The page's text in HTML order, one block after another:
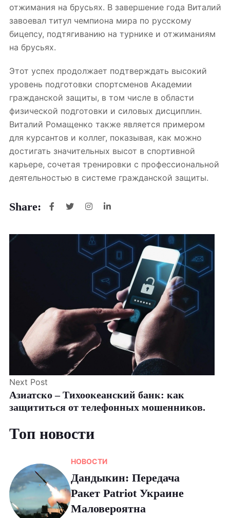
отжимания на брусьях. В завершение года Виталий
завоевал титул чемпиона мира по русскому
бицепсу, подтягиванию на турнике и отжиманиям
на брусьях.
Этот успех продолжает подтверждать высокий
уровень подготовки спортсменов Академии
гражданской защиты, в том числе в области
физической подготовки и силовых дисциплин.
Виталий Ромащенко также является примером
для курсантов и коллег, показывая, как можно
достигать значительных высот в спортивной
карьере, сочетая тренировки с профессиональной
деятельностью в системе гражданской защиты.
Share:
Next Post
Азиатско – Тихоокеанский банк: как
защититься от телефонных мошенников.
Топ новости
НОВОСТИ
Дандыкин: Передача
Ракет Patriot Украине
Маловероятна